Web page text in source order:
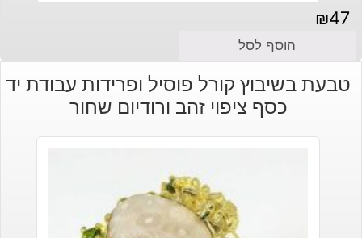
₪47
הוסף לסל
טבעת בשיבוץ קורל פוסיל ופרידות עבודת יד
כסף ציפוי זהב ורודיום שחור